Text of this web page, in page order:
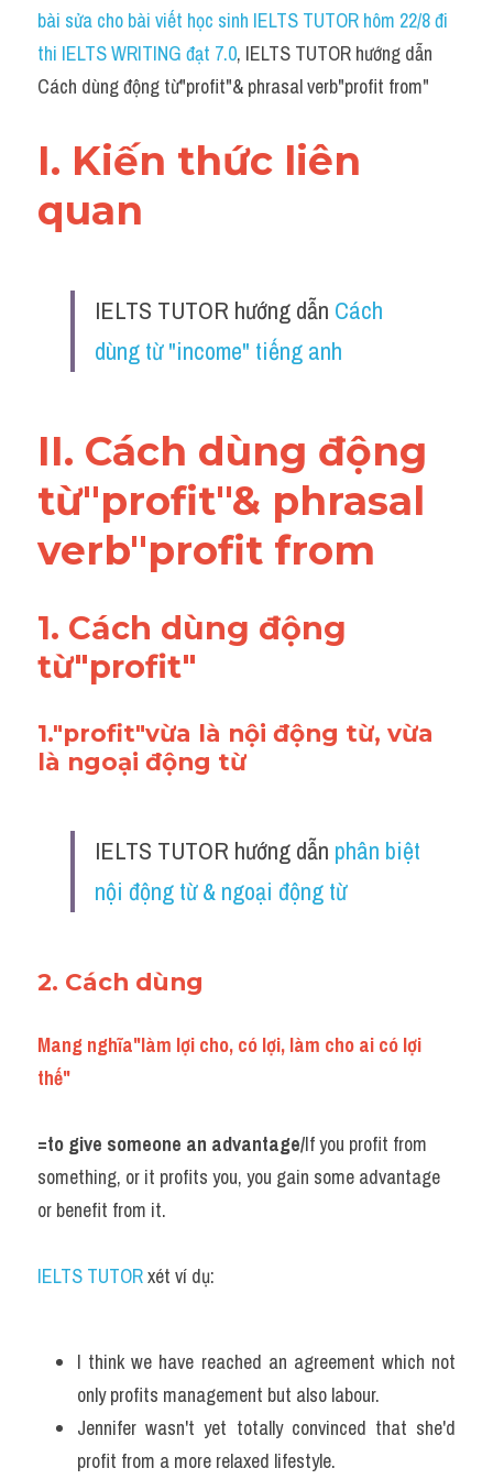
Idiom
Grammar
Word form
Cách dùng từ
Đề thi thật Task 2
Speaking
Reading
Vocabulary
bài sửa cho bài viết học sinh IELTS TUTOR hôm 22/8 đi
thi IELTS WRITING đạt 7.0, IELTS TUTOR hướng dẫn
Cách dùng động từ"profit"& phrasal verb"profit from"
I. Kiến thức liên
quan
IELTS TUTOR hướng dẫn Cách
dùng từ "income" tiếng anh
II. Cách dùng động
từ"profit"& phrasal
verb"profit from
1. Cách dùng động
từ"profit"
1."profit"vừa là nội động từ, vừa
là ngoại động từ
IELTS TUTOR hướng dẫn phân biệt
nội động từ & ngoại động từ
2. Cách dùng
Mang nghĩa"làm lợi cho, có lợi, làm cho ai có lợi
thế"
=to give someone an advantage/If you profit from
something, or it profits you, you gain some advantage
or benefit from it.
IELTS TUTOR xét ví dụ:
I think we have reached an agreement which not
only profits management but also labour.
Jennifer wasn't yet totally convinced that she'd
profit from a more relaxed lifestyle.